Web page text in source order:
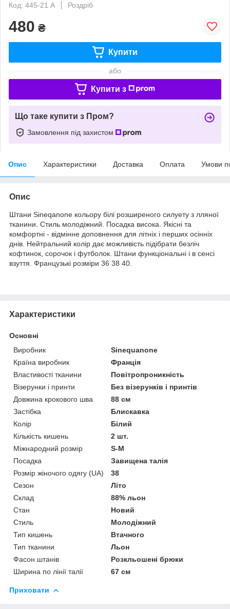
Код: 445-21 A
Роздріб
480 ₴
Купити
або
Купити з
Що таке купити з Пром?
Замовлення під захистом
Опис Характеристики Доставка Оплата Умови
Опис
Штани Sineqanone кольору білі розширеного силуету з лляної
тканини. Стиль молодіжний. Посадка висока. Якісні та
комфортні - відмінне доповнення для літніх і перших осінніх
днів. Нейтральний колір дає можливість підібрати безліч
кофтинок, сорочок і футболок. Штани функціональні і в сенсі
взуття. Французькі розміри 36 38 40.
Характеристики
Основні
Виробник
Sinequanone
Країна виробник
Франція
Властивості тканини
Повітропроникність
Візерунки і принти
Без візерунків і принтів
Довжина крокового шва
88 см
Застібка
Блискавка
Колір
Білий
Кількість кишень
2 шт.
Міжнародний розмір
S-M
Посадка
Завищена талія
Розмір жіночого одягу (UA)
38
Сезон
Літо
Склад
88% льон
Стан
Новий
Стиль
Молодіжний
Тип кишень
Втачного
Тип тканини
Льон
Фасон штанів
Розкльошені брюки
Ширина по лінії талії
67 см
Приховати